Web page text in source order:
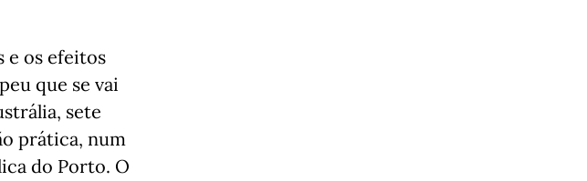
e os efeitos
que se vai
sete
prática, num
do Porto. O